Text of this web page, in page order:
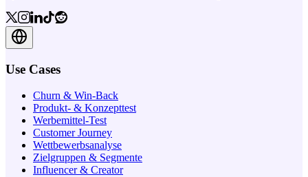
Use Cases
Churn & Win-Back
Produkt- & Konzepttest
Werbemittel-Test
Customer Journey
Wettbewerbsanalyse
Zielgruppen & Segmente
Influencer & Creator